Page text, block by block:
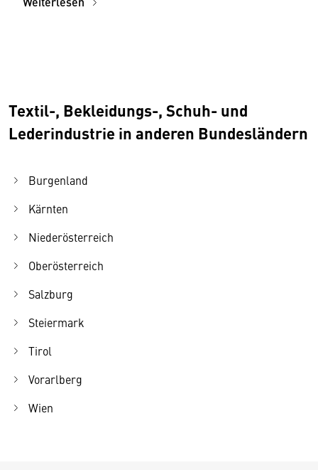
Textil-, Bekleidungs-, Schuh- und
Lederindustrie in anderen Bundesländern
Burgenland
Kärnten
Niederösterreich
Oberösterreich
Salzburg
Steiermark
Tirol
Vorarlberg
Wien